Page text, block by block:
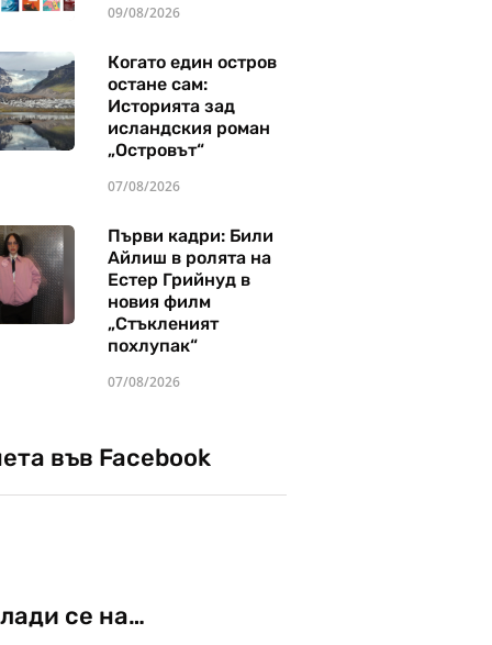
09/08/2026
Когато един остров
остане сам:
Историята зад
исландския роман
„Островът“
07/08/2026
Първи кадри: Били
Айлиш в ролята на
Естер Грийнуд в
новия филм
„Стъкленият
похлупак“
07/08/2026
във Facebook
се на…